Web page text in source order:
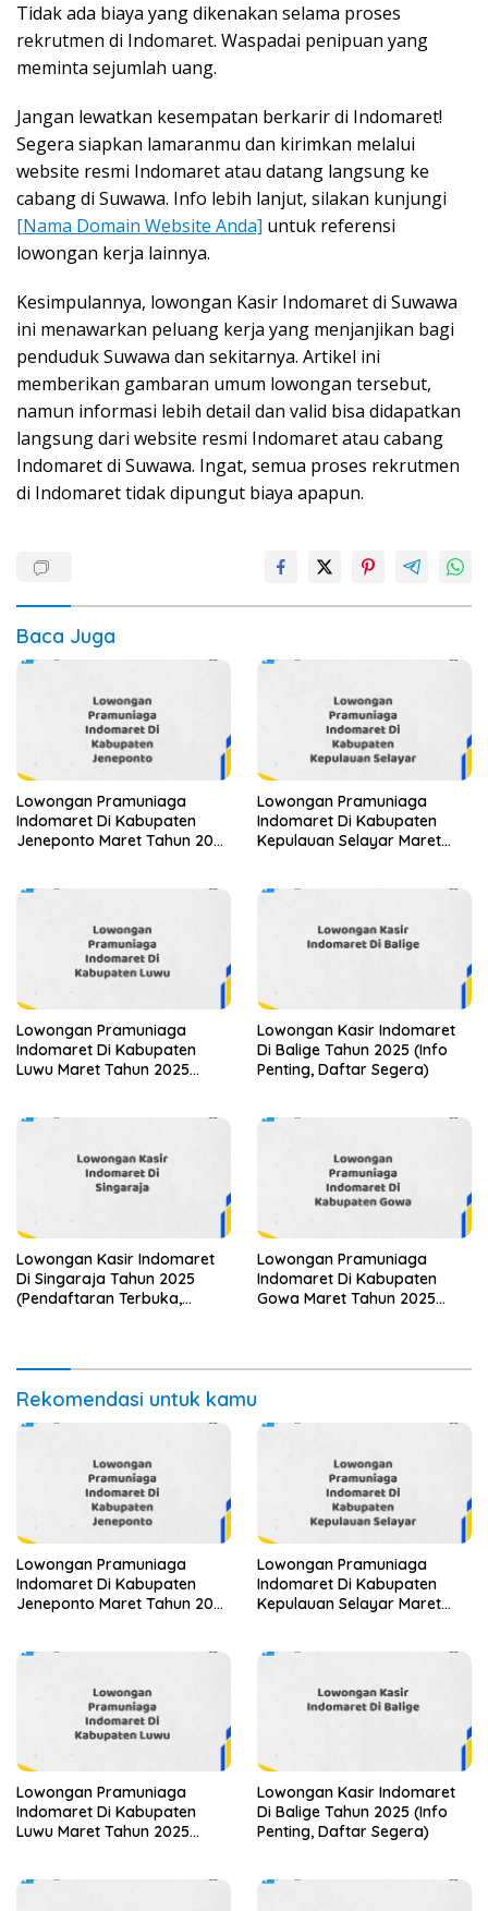
Tidak ada biaya yang dikenakan selama proses
rekrutmen di Indomaret. Waspadai penipuan yang
meminta sejumlah uang.
Jangan lewatkan kesempatan berkarir di Indomaret!
Segera siapkan lamaranmu dan kirimkan melalui
website resmi Indomaret atau datang langsung ke
cabang di Suwawa. Info lebih lanjut, silakan kunjungi
[Nama Domain Website Anda] untuk referensi
lowongan kerja lainnya.
Kesimpulannya, lowongan Kasir Indomaret di Suwawa
ini menawarkan peluang kerja yang menjanjikan bagi
penduduk Suwawa dan sekitarnya. Artikel ini
memberikan gambaran umum lowongan tersebut,
namun informasi lebih detail dan valid bisa didapatkan
langsung dari website resmi Indomaret atau cabang
Indomaret di Suwawa. Ingat, semua proses rekrutmen
di Indomaret tidak dipungut biaya apapun.
Baca Juga
Lowongan Pramuniaga
Indomaret Di Kabupaten
Jeneponto Maret Tahun 2025
Lowongan Pramuniaga
Indomaret Di Kabupaten
Kepulauan Selayar Maret
Lowongan Pramuniaga
Indomaret Di Kabupaten
Luwu Maret Tahun 2025
Lowongan Kasir Indomaret
Di Balige Tahun 2025 (Info
Penting, Daftar Segera)
Lowongan Kasir Indomaret
Di Singaraja Tahun 2025
(Pendaftaran Terbuka,
Lowongan Pramuniaga
Indomaret Di Kabupaten
Gowa Maret Tahun 2025
Rekomendasi untuk kamu
Lowongan Pramuniaga
Indomaret Di Kabupaten
Jeneponto Maret Tahun 2025
Lowongan Pramuniaga
Indomaret Di Kabupaten
Kepulauan Selayar Maret
Lowongan Pramuniaga
Indomaret Di Kabupaten
Luwu Maret Tahun 2025
Lowongan Kasir Indomaret
Di Balige Tahun 2025 (Info
Penting, Daftar Segera)